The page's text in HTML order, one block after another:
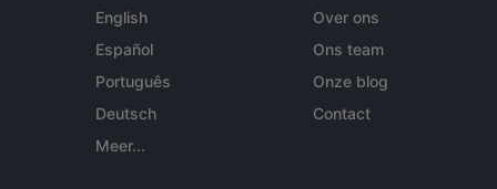
English
Español
Português
Deutsch
Meer...
Over ons
Ons team
Onze blog
Contact